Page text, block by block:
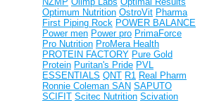
Optimum Nutrition OstroVit Pharma
First Piping Rock POWER BALANCE
Power men Power pro PrimaForce
Pro Nutrition ProMera Health
PROTEIN FACTORY Pure Gold
Protein Puritan's Pride PVL
ESSENTIALS QNT R1 Real Pharm
Ronnie Coleman SAN SAPUTO
SCIFIT Scitec Nutrition Scivation